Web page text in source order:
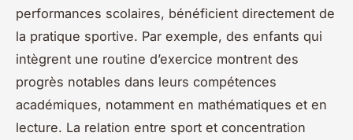
performances scolaires, bénéficient directement de
la pratique sportive. Par exemple, des enfants qui
intègrent une routine d’exercice montrent des
progrès notables dans leurs compétences
académiques, notamment en mathématiques et en
lecture. La relation entre sport et concentration